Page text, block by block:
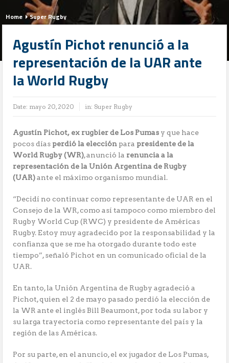
Home Super Rugby
Agustín Pichot renunció a la
representación de la UAR ante
la World Rugby
Date: mayo 20, 2020 in:Super Rugby
Agustín Pichot, ex rugbier de Los Pumas y que hace
pocos días perdió la elección para presidente de la
World Rugby (WR), anunció la renuncia a la
representación de la Unión Argentina de Rugby
(UAR)ante el máximo organismo mundial.
“Decidí no continuar como representante de UAR en el
Consejo de la WR, como así tampoco como miembro del
Rugby World Cup (RWC) y presidente de Américas
Rugby. Estoy muy agradecido por la responsabilidad y la
confianza que se me ha otorgado durante todo este
tiempo”, señaló Pichot en un comunicado oficial de la
UAR.
En tanto, la Unión Argentina de Rugby agradeció a
Pichot, quien el 2 de mayo pasado perdió la elección de
la WR ante el inglés Bill Beaumont, por toda su labor y
su larga trayectoria como representante del país y la
región de las Américas.
Por su parte, en el anuncio, el ex jugador de Los Pumas,